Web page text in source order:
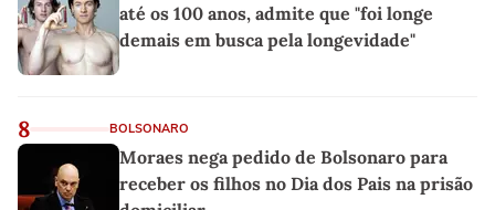
até os 100 anos, admite que "foi longe
demais em busca pela longevidade"
8 BOLSONARO
Moraes nega pedido de Bolsonaro para
receber os filhos no Dia dos Pais na prisão